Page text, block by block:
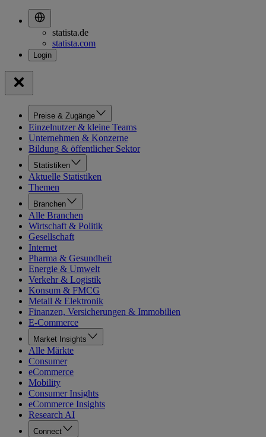
statista.de
statista.com
Preise & Zugänge
Einzelnutzer & kleine Teams
Unternehmen & Konzerne
Bildung & öffentlicher Sektor
Statistiken
Aktuelle Statistiken
Themen
Branchen
Alle Branchen
Wirtschaft & Politik
Gesellschaft
Internet
Pharma & Gesundheit
Energie & Umwelt
Verkehr & Logistik
Konsum & FMCG
Metall & Elektronik
Finanzen, Versicherungen & Immobilien
E-Commerce
Market Insights
Alle Märkte
Consumer
eCommerce
Mobility
Consumer Insights
eCommerce Insights
Research AI
Connect